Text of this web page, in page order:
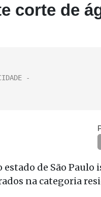
corte de
de São Paulo
na categoria